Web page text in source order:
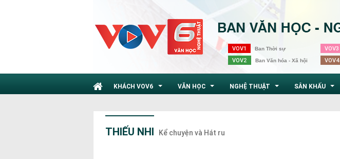
VOV1 Ban Thời sự
VOV2 Ban Văn hóa - Xã hội
VOV3
VOV4
KHÁCH VOV6 VĂN HỌC NGHỆ THUẬT SÂN KHẤU
THIẾU NHI Kể chuyện và Hát ru